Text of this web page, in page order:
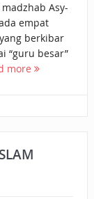
Asy-
empat
berkibar
“guru besar”
more